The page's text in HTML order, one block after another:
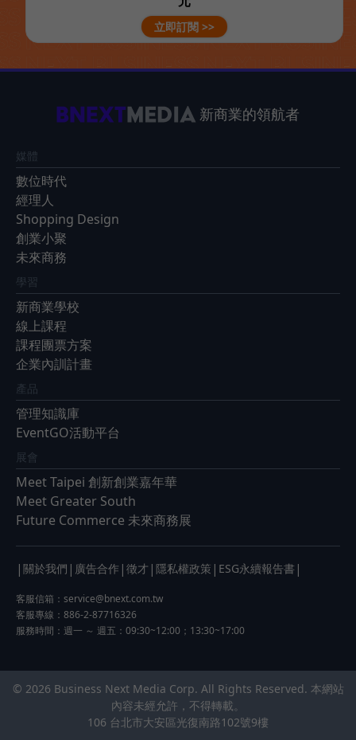
立即訂閱 >>
新商業的領航者
媒體
數位時代
經理人
Shopping Design
創業小聚
未來商務
學習
新商業學校
線上課程
課程團票方案
企業內訓計畫
產品
管理知識庫
EventGO活動平台
展會
Meet Taipei 創新創業嘉年華
Meet Greater South
Future Commerce 未來商務展
| 關於我們 | 廣告合作 | 徵才 | 隱私權政策 | ESG永續報告書 |
客服信箱： service@bnext.com.tw
客服專線：886-2-87716326
服務時間：週一 ～ 週五：09:30~12:00；13:30~17:00
© 2026 Business Next Media Corp. All Rights Reserved. 本網站
內容未經允許，不得轉載。
106 台北市大安區光復南路102號9樓